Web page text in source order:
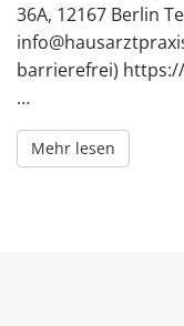
36A, 12167 Berlin
barrierefrei)
…
Mehr lesen